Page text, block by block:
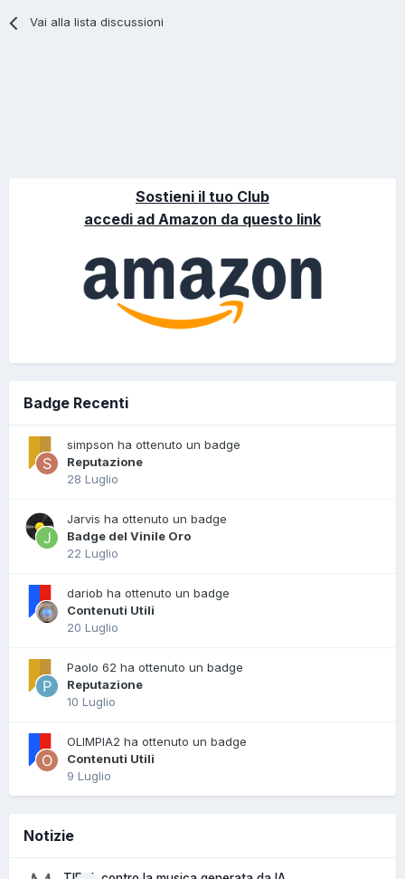
Vai alla lista discussioni
Sostieni il tuo Club
accedi ad Amazon da questo link
Badge Recenti
simpson ha ottenuto un badge
Reputazione
28 Luglio
Jarvis ha ottenuto un badge
Badge del Vinile Oro
22 Luglio
dariob ha ottenuto un badge
Contenuti Utili
20 Luglio
Paolo 62 ha ottenuto un badge
Reputazione
10 Luglio
OLIMPIA2 ha ottenuto un badge
Contenuti Utili
9 Luglio
Notizie